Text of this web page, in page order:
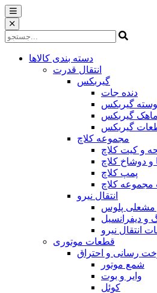
دسته بندی کالاها
انتقال قدرت
گیربکس
دنده جات
گیربکس
ماهک گیربکس
گیربکس
مجموعه کلاچ
و کیت کلاچ
و دوشاخ کلاچ
پمپ کلاچ
کلاچ
انتقال نیرو
مشعلی پلوس
و دیفرانسیل
انتقال نیرو
قطعات موتوری
رسانی و احتراق
شمع موتور
وایر و بوت
کوئل